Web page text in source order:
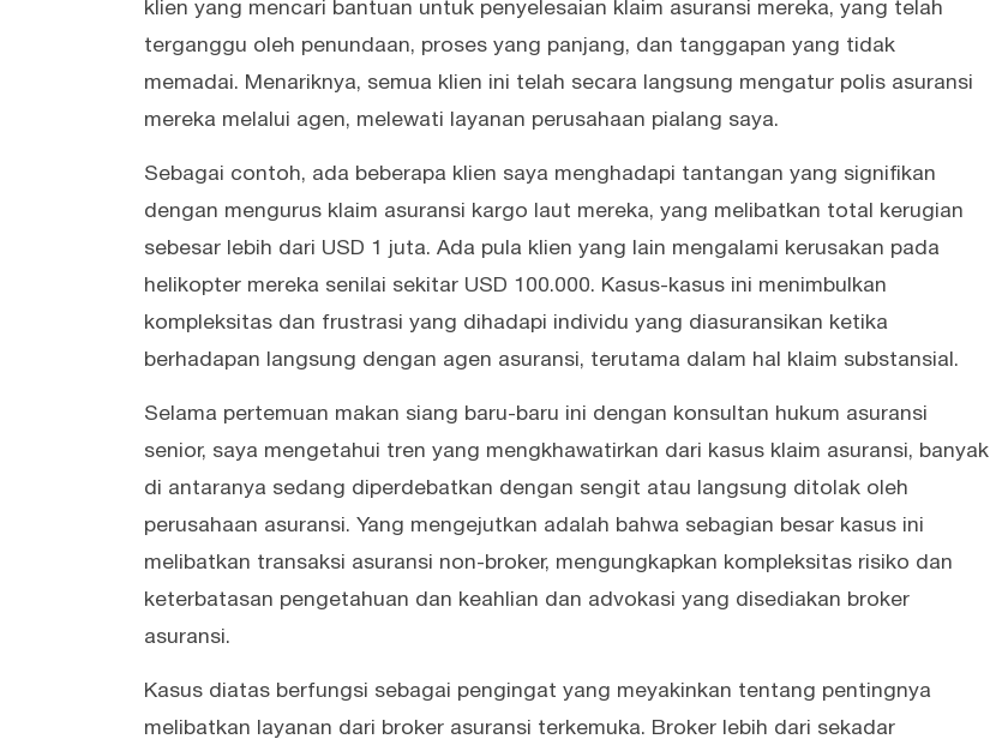
klien yang mencari bantuan untuk penyelesaian klaim asuransi mereka, yang telah
terganggu oleh penundaan, proses yang panjang, dan tanggapan yang tidak
memadai. Menariknya, semua klien ini telah secara langsung mengatur polis asuransi
mereka melalui agen, melewati layanan perusahaan pialang saya.
Sebagai contoh, ada beberapa klien saya menghadapi tantangan yang signifikan
dengan mengurus klaim asuransi kargo laut mereka, yang melibatkan total kerugian
sebesar lebih dari USD 1 juta. Ada pula klien yang lain mengalami kerusakan pada
helikopter mereka senilai sekitar USD 100.000. Kasus-kasus ini menimbulkan
kompleksitas dan frustrasi yang dihadapi individu yang diasuransikan ketika
berhadapan langsung dengan agen asuransi, terutama dalam hal klaim substansial.
Selama pertemuan makan siang baru-baru ini dengan konsultan hukum asuransi
senior, saya mengetahui tren yang mengkhawatirkan dari kasus klaim asuransi, banyak
di antaranya sedang diperdebatkan dengan sengit atau langsung ditolak oleh
perusahaan asuransi. Yang mengejutkan adalah bahwa sebagian besar kasus ini
melibatkan transaksi asuransi non-broker, mengungkapkan kompleksitas risiko dan
keterbatasan pengetahuan dan keahlian dan advokasi yang disediakan broker
asuransi.
Kasus diatas berfungsi sebagai pengingat yang meyakinkan tentang pentingnya
melibatkan layanan dari broker asuransi terkemuka. Broker lebih dari sekadar